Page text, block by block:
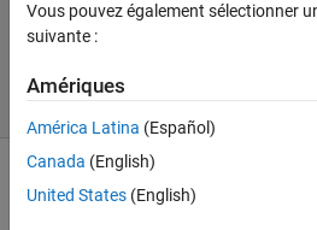
Cody Team
solvers
31 likes
Vous pouvez également sélectionner
suivante :
Amériques
América Latina (Español)
Canada (English)
United States (English)